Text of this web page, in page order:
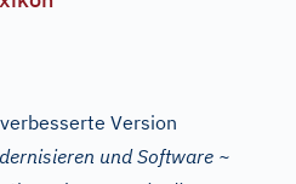
Version
und Software ~